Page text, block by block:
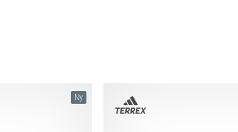
Ny